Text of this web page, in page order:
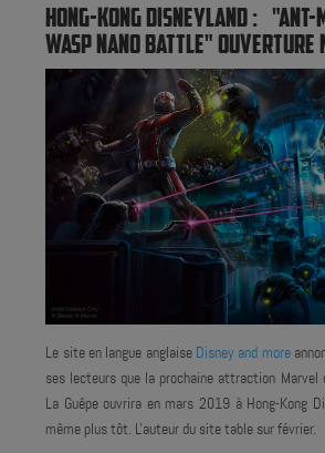
HONG-KONG DISNEYLAND : "ANT-
WASP NANO BATTLE"
Le site en langue anglaise Disney and more
ses lecteurs que la prochaine attraction Marvel
La Guêpe ouvrira en mars 2019 à Hong-Kong
même plus tôt. L'auteur du site table sur février.